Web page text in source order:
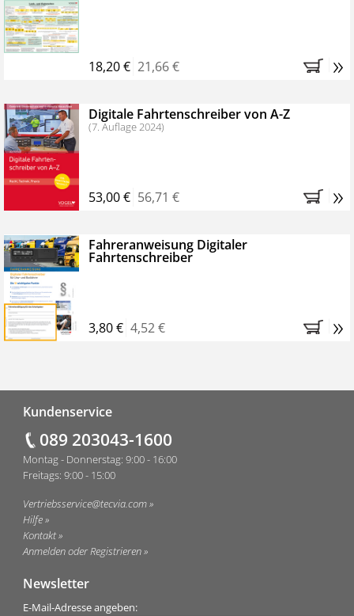
Bestellen Sie jetzt das VerkehrsRundschau Profipaket im
Kennenlern-Abo für zwei Monate (inkl. der derzeitig
Monaten brauchen Sie nichts weiter tun, das
Abonnement endet automatisch, es entstehen keine
weiteren Verpflichtungen.
18,20 € 21,66 € »
Digitale Fahrtenschreiber von A-Z
(7. Auflage 2024)
53,00 € 56,71 € »
Fahreranweisung Digitaler
Fahrtenschreiber
3,80 € 4,52 € »
Kundenservice
089 203043-1600
Montag - Donnerstag: 9:00 - 16:00
Freitags: 9:00 - 15:00
Vertriebsservice@tecvia.com
Hilfe
Kontakt
Anmelden oder Registrieren
Newsletter
E-Mail-Adresse angeben: